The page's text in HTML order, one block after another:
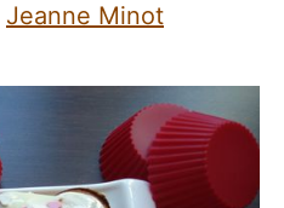
Jeanne Minot